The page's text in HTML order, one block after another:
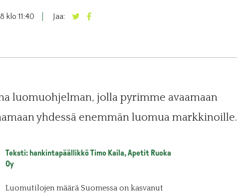
klo 11:40 Jaa:
luomuohjelman, jolla pyrimme avaamaan
yhdessä enemmän luomua markkinoille.
Teksti: hankintapäällikkö Timo Kaila, Apetit Ruoka
Oy
Luomutilojen määrä Suomessa on kasvanut